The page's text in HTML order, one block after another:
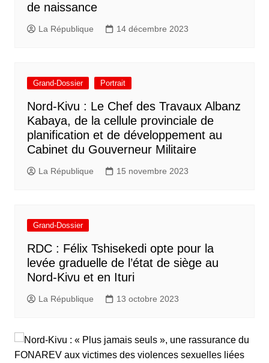
de naissance
La République 14 décembre 2023
Grand-Dossier Portrait
Nord-Kivu : Le Chef des Travaux Albanz
Kabaya, de la cellule provinciale de
planification et de développement au
Cabinet du Gouverneur Militaire
La République 15 novembre 2023
Grand-Dossier
RDC : Félix Tshisekedi opte pour la
levée graduelle de l’état de siège au
Nord-Kivu et en Ituri
La République 13 octobre 2023